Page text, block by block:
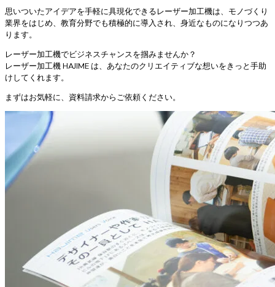
思いついたアイデアを手軽に具現化できるレーザー加工機は、モノづくり
業界をはじめ、教育分野でも積極的に導入され、身近なものになりつつあ
ります。
レーザー加工機でビジネスチャンスを掴みませんか？
レーザー加工機 HAJIME は、あなたのクリエイティブな想いをきっと手助
けしてくれます。
まずはお気軽に、資料請求からご依頼ください。